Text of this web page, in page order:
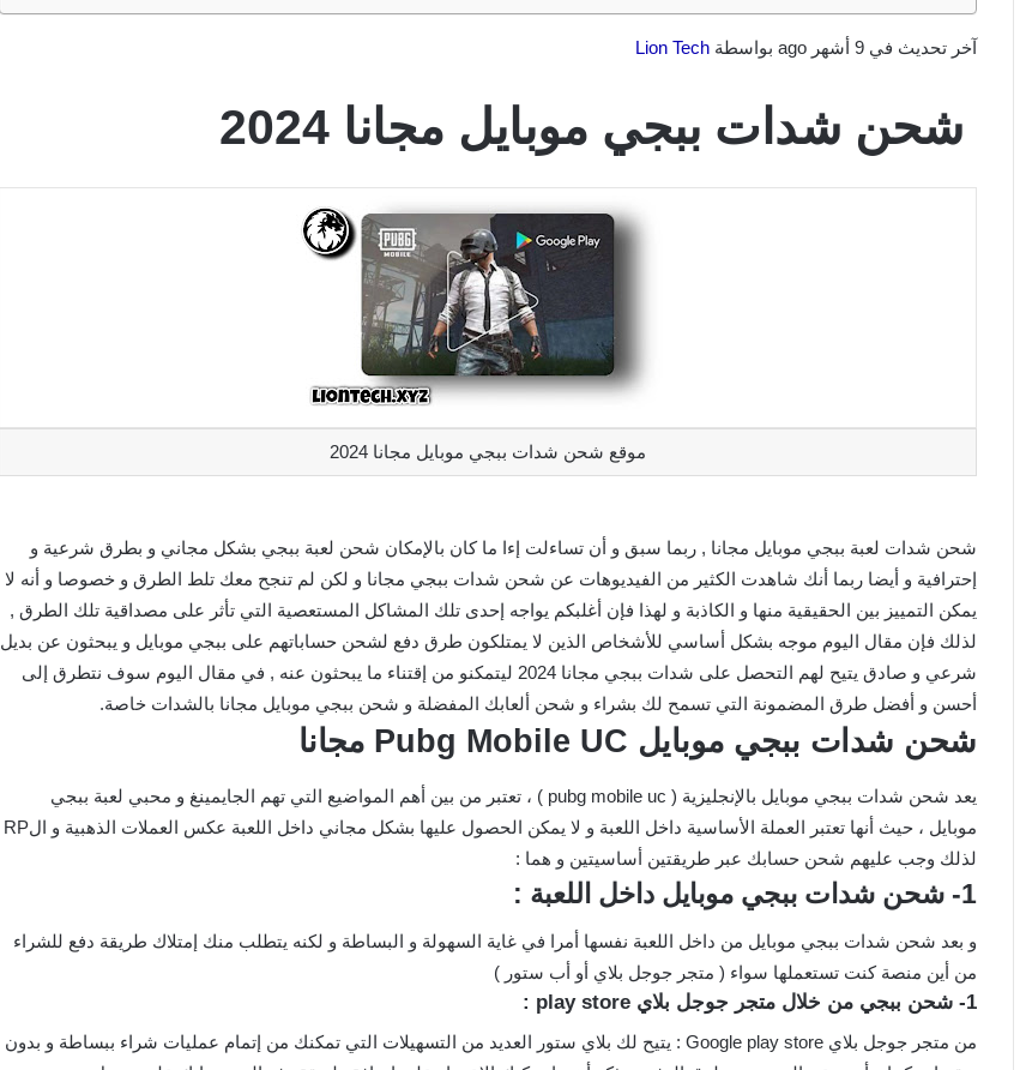
آخر تحديث في 9 أشهر ago بواسطة Lion Tech
شحن شدات ببجي موبايل مجانا 2024
موقع شحن شدات ببجي موبايل مجانا 2024
شحن شدات لعبة ببجي موبايل مجانا , ربما سبق و أن تساءلت إءا ما كان بالإمكان شحن لعبة ببجي بشكل مجاني و بطرق شرعية و
إحترافية و أيضا ربما أنك شاهدت الكثير من الفيديوهات عن شحن شدات ببجي مجانا و لكن لم تنجح معك تلط الطرق و خصوصا و أنه لا
يمكن التمييز بين الحقيقية منها و الكاذبة و لهذا فإن أغلبكم يواجه إحدى تلك المشاكل المستعصية التي تأثر على مصداقية تلك الطرق ,
لذلك فإن مقال اليوم موجه بشكل أساسي للأشخاص الذين لا يمتلكون طرق دفع لشحن حساباتهم على ببجي موبايل و يبحثون عن بديل
شرعي و صادق يتيح لهم التحصل على شدات ببجي مجانا 2024 ليتمكنو من إقتناء ما يبحثون عنه , في مقال اليوم سوف نتطرق إلى
أحسن و أفضل طرق المضمونة التي تسمح لك بشراء و شحن ألعابك المفضلة و شحن ببجي موبايل مجانا بالشدات خاصة.
شحن شدات ببجي موبايل Pubg Mobile UC مجانا
يعد شحن شدات ببجي موبايل بالإنجليزية ( pubg mobile uc ) ، تعتبر من بين أهم المواضيع التي تهم الجايمينغ و محبي لعبة ببجي
موبايل ، حيث أنها تعتبر العملة الأساسية داخل اللعبة و لا يمكن الحصول عليها بشكل مجاني داخل اللعبة عكس العملات الذهبية و الRP
لذلك وجب عليهم شحن حسابك عبر طريقتين أساسيتين و هما :
1- شحن شدات ببجي موبايل داخل اللعبة :
و بعد شحن شدات ببجي موبايل من داخل اللعبة نفسها أمرا في غاية السهولة و البساطة و لكنه يتطلب منك إمتلاك طريقة دفع للشراء
من أين منصة كنت تستعملها سواء ( متجر جوجل بلاي أو أب ستور )
1- شحن ببجي من خلال متجر جوجل بلاي play store :
من متجر جوجل بلاي Google play store : يتيح لك بلاي ستور العديد من التسهيلات التي تمكنك من إتمام عمليات شراء ببساطة و بدون